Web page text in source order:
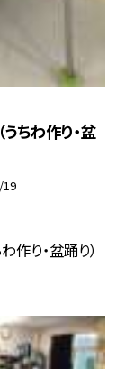
ちわ作り・盆
作り・盆踊り）